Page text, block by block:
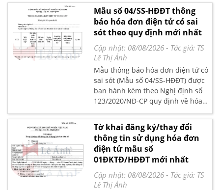
được Chính phủ ban hành ngày 19
tháng 10 năm 2020
Mẫu số 04/SS-HĐĐT thông
báo hóa đơn điện tử có sai
sót theo quy định mới nhất
Cập nhật: 08/08/2026 - Tác giả: TS
Lê Thị Ánh
Mẫu thông báo hóa đơn điện tử có
sai sót (Mẫu số 04/SS-HĐĐT) được
ban hành kèm theo Nghị định số
123/2020/NĐ-CP quy định về hóa
đơn chứng từ được Chính phủ ban
hành ngày 19/10/2020, có hiệu lực
thi hành từ ngày 01/7/2022
Tờ khai đăng ký/thay đổi
thông tin sử dụng hóa đơn
điện tử mẫu số
01ĐKTĐ/HĐĐT mới nhất
Cập nhật: 08/08/2026 - Tác giả: TS
Lê Thị Ánh